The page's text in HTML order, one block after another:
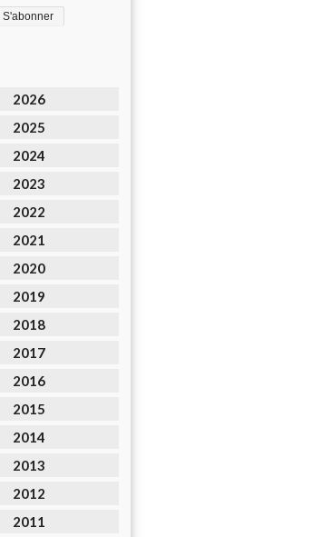
2026
2025
2024
2023
2022
2021
2020
2019
2018
2017
2016
2015
2014
2013
2012
2011